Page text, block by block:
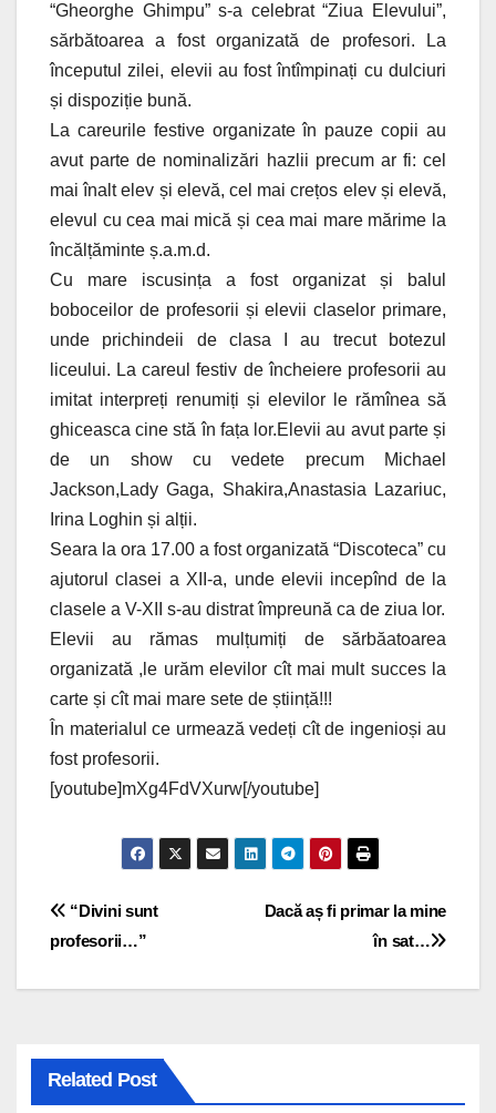
“Gheorghe Ghimpu” s-a celebrat “Ziua Elevului”,
sărbătoarea a fost organizată de profesori. La
începutul zilei, elevii au fost întîmpinați cu dulciuri
și dispoziție bună.
La careurile festive organizate în pauze copii au
avut parte de nominalizări hazlii precum ar fi: cel
mai înalt elev și elevă, cel mai crețos elev și elevă,
elevul cu cea mai mică și cea mai mare mărime la
încălțăminte ș.a.m.d.
Cu mare iscusința a fost organizat și balul
boboceilor de profesorii și elevii claselor primare,
unde prichindeii de clasa I au trecut botezul
liceului. La careul festiv de încheiere profesorii au
imitat interpreți renumiți și elevilor le rămînea să
ghiceasca cine stă în fața lor.Elevii au avut parte și
de un show cu vedete precum Michael
Jackson,Lady Gaga, Shakira,Anastasia Lazariuc,
Irina Loghin și alții.
Seara la ora 17.00 a fost organizată “Discoteca” cu
ajutorul clasei a XII-a, unde elevii incepînd de la
clasele a V-XII s-au distrat împreună ca de ziua lor.
Elevii au rămas mulțumiți de sărbăatoarea
organizată ,le urăm elevilor cît mai mult succes la
carte și cît mai mare sete de știință!!!
În materialul ce urmează vedeți cît de ingenioși au
fost profesorii.
[youtube]mXg4FdVXurw[/youtube]
Navigare
în
Dacă aș fi primar la mine
în sat…
“Divini sunt
profesorii…”
Related Post